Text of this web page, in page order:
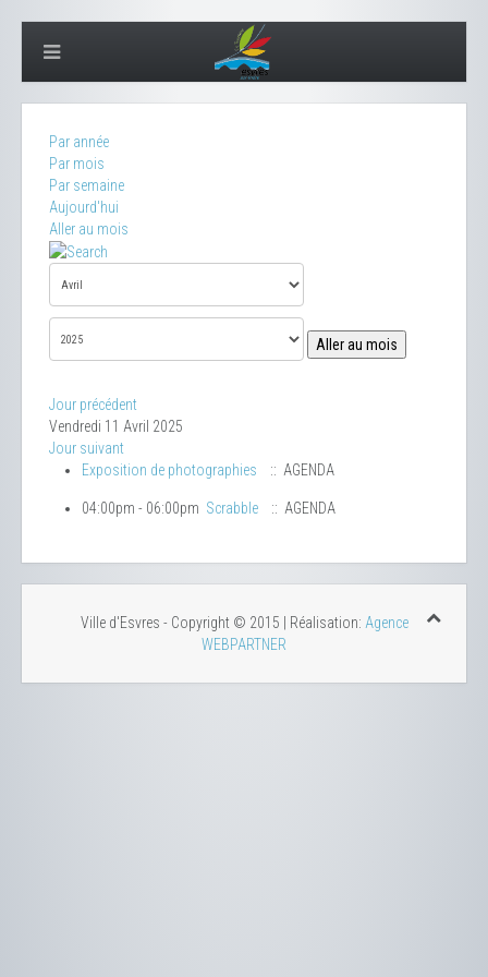
Par année
Par mois
Par semaine
Aujourd'hui
Aller au mois
Aller au mois
Jour précédent
Vendredi 11 Avril 2025
Jour suivant
Exposition de photographies
:: AGENDA
04:00pm - 06:00pm Scrabble :: AGENDA
Ville d'Esvres - Copyright © 2015 | Réalisation: Agence
WEBPARTNER